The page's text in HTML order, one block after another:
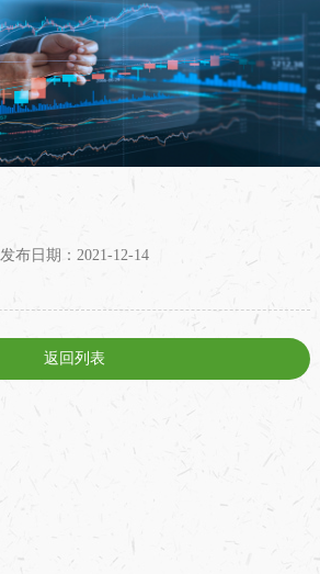
发布日期：2021-12-14
返回列表